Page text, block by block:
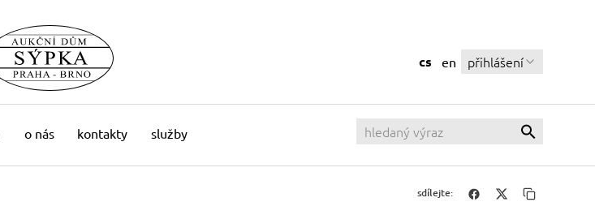
o nás kontakty služby
cs en přihlášení
sdílejte: